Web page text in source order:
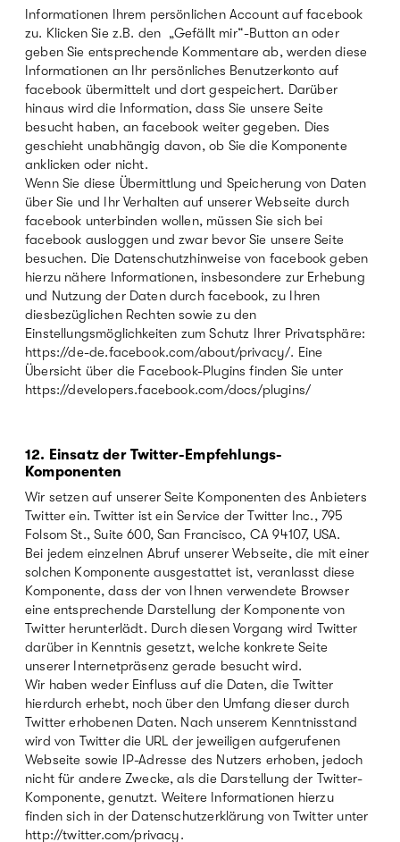
Informationen Ihrem persönlichen Account auf facebook
zu. Klicken Sie z.B. den „Gefällt mir“-Button an oder
geben Sie entsprechende Kommentare ab, werden diese
Informationen an Ihr persönliches Benutzerkonto auf
facebook übermittelt und dort gespeichert. Darüber
hinaus wird die Information, dass Sie unsere Seite
besucht haben, an facebook weiter gegeben. Dies
geschieht unabhängig davon, ob Sie die Komponente
anklicken oder nicht.
Wenn Sie diese Übermittlung und Speicherung von Daten
über Sie und Ihr Verhalten auf unserer Webseite durch
facebook unterbinden wollen, müssen Sie sich bei
facebook ausloggen und zwar bevor Sie unsere Seite
besuchen. Die Datenschutzhinweise von facebook geben
hierzu nähere Informationen, insbesondere zur Erhebung
und Nutzung der Daten durch facebook, zu Ihren
diesbezüglichen Rechten sowie zu den
Einstellungsmöglichkeiten zum Schutz Ihrer Privatsphäre:
https://de-de.facebook.com/about/privacy/. Eine
Übersicht über die Facebook-Plugins finden Sie unter
https://developers.facebook.com/docs/plugins/
12. Einsatz der Twitter-Empfehlungs-
Komponenten
Wir setzen auf unserer Seite Komponenten des Anbieters
Twitter ein. Twitter ist ein Service der Twitter Inc., 795
Folsom St., Suite 600, San Francisco, CA 94107, USA.
Bei jedem einzelnen Abruf unserer Webseite, die mit einer
solchen Komponente ausgestattet ist, veranlasst diese
Komponente, dass der von Ihnen verwendete Browser
eine entsprechende Darstellung der Komponente von
Twitter herunterlädt. Durch diesen Vorgang wird Twitter
darüber in Kenntnis gesetzt, welche konkrete Seite
unserer Internetpräsenz gerade besucht wird.
Wir haben weder Einfluss auf die Daten, die Twitter
hierdurch erhebt, noch über den Umfang dieser durch
Twitter erhobenen Daten. Nach unserem Kenntnisstand
wird von Twitter die URL der jeweiligen aufgerufenen
Webseite sowie IP-Adresse des Nutzers erhoben, jedoch
nicht für andere Zwecke, als die Darstellung der Twitter-
Komponente, genutzt. Weitere Informationen hierzu
finden sich in der Datenschutzerklärung von Twitter unter
http://twitter.com/privacy.